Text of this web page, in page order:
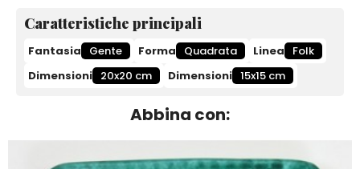
Caratteristiche principali
Fantasia Gente Forma Quadrata Linea
Folk
Dimensioni 20x20 cm Dimensioni 15x15 cm
Abbina con: